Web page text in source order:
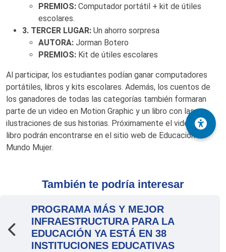
PREMIOS: Computador portátil + kit de útiles
escolares.
3. TERCER LUGAR: Un ahorro sorpresa
AUTORA: Jorman Botero
PREMIOS: Kit de útiles escolares
Al participar, los estudiantes podían ganar computadores
portátiles, libros y kits escolares. Además, los cuentos de
los ganadores de todas las categorías también formaran
parte de un video en Motion Graphic y un libro con las
ilustraciones de sus historias. Próximamente el video y el
libro podrán encontrarse en el sitio web de Educación
Mundo Mujer.
También te podría interesar
PROGRAMA MÁS Y MEJOR
INFRAESTRUCTURA PARA LA
EDUCACIÓN YA ESTÁ EN 38
INSTITUCIONES EDUCATIVAS